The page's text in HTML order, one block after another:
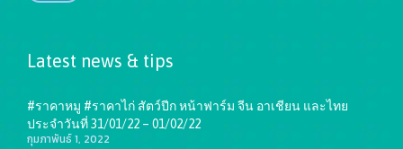
Latest news & tips
#ราคาหมู #ราคาไก่ สัตว์ปีก หน้าฟาร์ม จีน อาเชียน และไทย
ประจำวันที่ 31/01/22 – 01/02/22
กุมภาพันธ์ 1, 2022